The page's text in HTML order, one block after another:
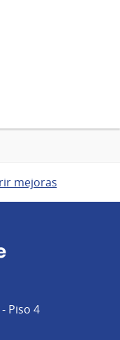
mejoras
Piso 4